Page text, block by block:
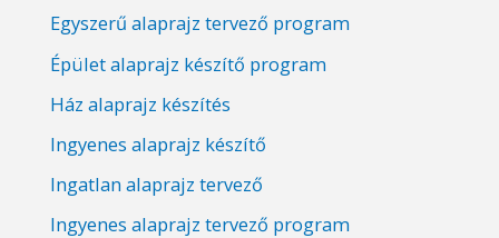
Egyszerű alaprajz tervező program
Épület alaprajz készítő program
Ház alaprajz készítés
Ingyenes alaprajz készítő
Ingatlan alaprajz tervező
Ingyenes alaprajz tervező program